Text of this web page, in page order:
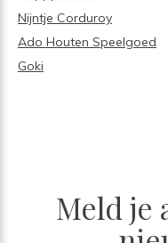
Nijntje Corduroy
Ado Houten Speelgoed
Goki
Meld je